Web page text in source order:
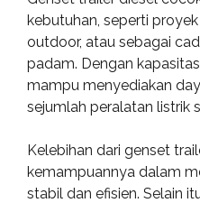
kebutuhan, seperti
outdoor, atau sebagai
padam. Dengan
mampu menyediakan
sejumlah peralatan listrik
Kelebihan dari genset
kemampuannya dalam
stabil dan efisien. Selain